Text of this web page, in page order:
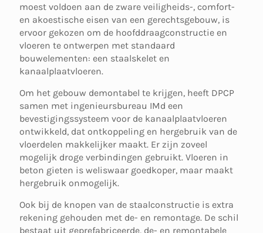
moest voldoen aan de zware veiligheids-, comfort-
en akoestische eisen van een gerechtsgebouw, is
ervoor gekozen om de hoofddraagconstructie en
vloeren te ontwerpen met standaard
bouwelementen: een staalskelet en
kanaalplaatvloeren.
Om het gebouw demontabel te krijgen, heeft DPCP
samen met ingenieursbureau IMd een
bevestigingssysteem voor de kanaalplaatvloeren
ontwikkeld, dat ontkoppeling en hergebruik van de
vloerdelen makkelijker maakt. Er zijn zoveel
mogelijk droge verbindingen gebruikt. Vloeren in
beton gieten is weliswaar goedkoper, maar maakt
hergebruik onmogelijk.
Ook bij de knopen van de staalconstructie is extra
rekening gehouden met de- en remontage. De schil
bestaat uit geprefabriceerde, de- en remontabele